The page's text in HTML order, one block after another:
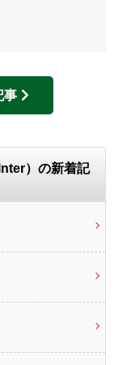
事
）の新着記